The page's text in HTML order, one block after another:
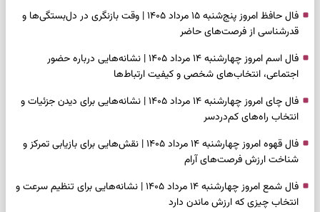
فال حافظ امروز پنج‌شنبه ۱۵ مرداد ۱۴۰۵ | وقت بازنگری در دل‌بستگی‌ها و
قدرشناسی از فرصت‌های حاضر
فال اسم امروز چهارشنبه ۱۴ مرداد ۱۴۰۵ | نشانه‌هایی درباره حضور
اجتماعی، انتخاب‌های شخصی و کیفیت ارتباط‌ها
فال چای امروز چهارشنبه ۱۴ مرداد ۱۴۰۵ | نشانه‌هایی برای دیدن جزئیات و
انتخاب راه‌های کم‌دردسر
فال قهوه امروز چهارشنبه ۱۴ مرداد ۱۴۰۵ | نقش‌هایی برای بازیابی تمرکز و
شناخت ارزش فرصت‌های آرام
فال شمع امروز چهارشنبه ۱۴ مرداد ۱۴۰۵ | نشانه‌هایی برای تنظیم سرعت و
انتخاب چیزی که ارزش ماندن دارد